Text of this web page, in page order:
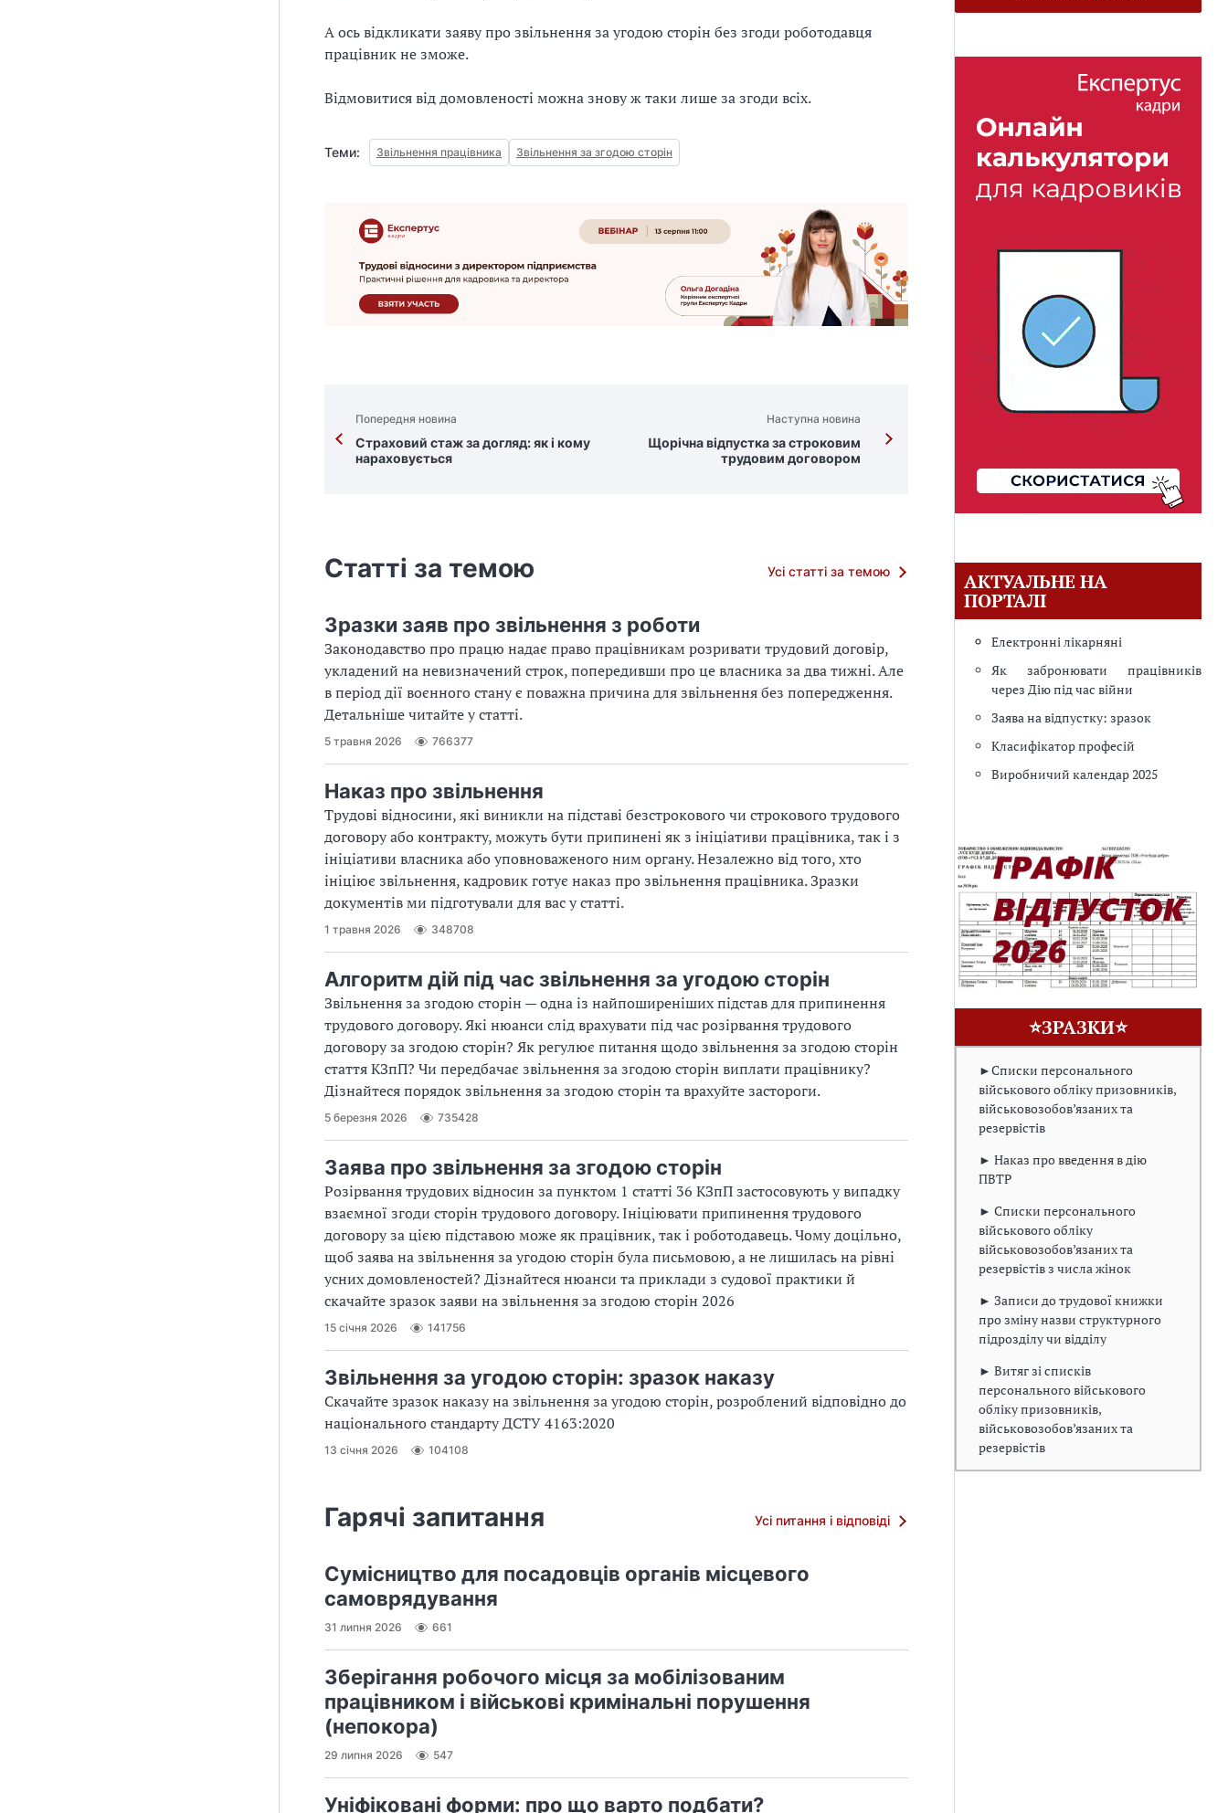
А ось відкликати заяву про звільнення за угодою сторін без згоди роботодавця
працівник не зможе.
Відмовитися від домовленості можна знову ж таки лише за згоди всіх.
Теми: Звільнення працівника Звільнення за згодою сторін
Попередня новина
Страховий стаж за догляд: як і кому
нараховується
Наступна новина
Щорічна відпустка за строковим
трудовим договором
Статті за темою Усі статті за темою
Зразки заяв про звільнення з роботи
Законодавство про працю надає право працівникам розривати трудовий договір,
укладений на невизначений строк, попередивши про це власника за два тижні. Але
в період дії воєнного стану є поважна причина для звільнення без попередження.
Детальніше читайте у статті.
5 травня 2026 766377
Наказ про звільнення
Трудові відносини, які виникли на підставі безстрокового чи строкового трудового
договору або контракту, можуть бути припинені як з ініціативи працівника, так і з
ініціативи власника або уповноваженого ним органу. Незалежно від того, хто
ініціює звільнення, кадровик готує наказ про звільнення працівника. Зразки
документів ми підготували для вас у статті.
1 травня 2026 348708
Алгоритм дій під час звільнення за угодою сторін
Звільнення за згодою сторін — одна із найпоширеніших підстав для припинення
трудового договору. Які нюанси слід врахувати під час розірвання трудового
договору за згодою сторін? Як регулює питання щодо звільнення за згодою сторін
стаття КЗпП? Чи передбачає звільнення за згодою сторін виплати працівнику?
Дізнайтеся порядок звільнення за згодою сторін та врахуйте застороги.
5 березня 2026 735428
Заява про звільнення за згодою сторін
Розірвання трудових відносин за пунктом 1 статті 36 КЗпП застосовують у випадку
взаємної згоди сторін трудового договору. Ініціювати припинення трудового
договору за цією підставою може як працівник, так і роботодавець. Чому доцільно,
щоб заява на звільнення за угодою сторін була письмовою, а не лишилась на рівні
усних домовленостей? Дізнайтеся нюанси та приклади з судової практики й
скачайте зразок заяви на звільнення за згодою сторін 2026
15 січня 2026 141756
Звільнення за угодою сторін: зразок наказу
Скачайте зразок наказу на звільнення за угодою сторін, розроблений відповідно до
національного стандарту ДСТУ 4163:2020
13 січня 2026 104108
Гарячі запитання Усі питання і відповіді
Сумісництво для посадовців органів місцевого
самоврядування
31 липня 2026 661
Зберігання робочого місця за мобілізованим
працівником і військові кримінальні порушення
(непокора)
29 липня 2026 547
Уніфіковані форми: про що варто подбати?
АКТУАЛЬНЕ НА
ПОРТАЛІ
Електронні лікарняні
Як забронювати працівників
через Дію під час війни
Заява на відпустку: зразок
Класифікатор професій
Виробничий календар 2025
⭐ЗРАЗКИ⭐
►Списки персонального
військового обліку призовників,
військовозобов’язаних та
резервістів
► Наказ про введення в дію
ПВТР
► Списки персонального
військового обліку
військовозобов’язаних та
резервістів з числа жінок
► Записи до трудової книжки
про зміну назви структурного
підрозділу чи відділу
► Витяг зі списків
персонального військового
обліку призовників,
військовозобов’язаних та
резервістів